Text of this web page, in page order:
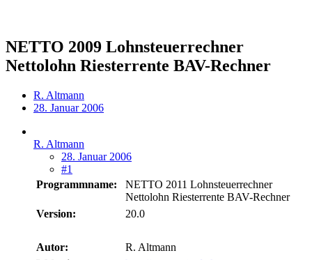
NETTO 2009 Lohnsteuerrechner
Nettolohn Riesterrente BAV-Rechner
R. Altmann
28. Januar 2006
R. Altmann
28. Januar 2006
#1
Programmname:
NETTO 2011 Lohnsteuerrechner
Nettolohn Riesterrente BAV-Rechner
Version:
20.0
Autor:
R. Altmann